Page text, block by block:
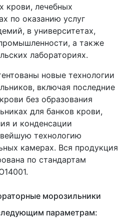
крови, лечебных
по оказанию услуг
в университетах,
а также
лабораториях.
новые технологии
включая последние
без образования
для банков крови,
и конденсации
технологию
камерах. Вся продукция
по стандартам
морозильники
параметрам: